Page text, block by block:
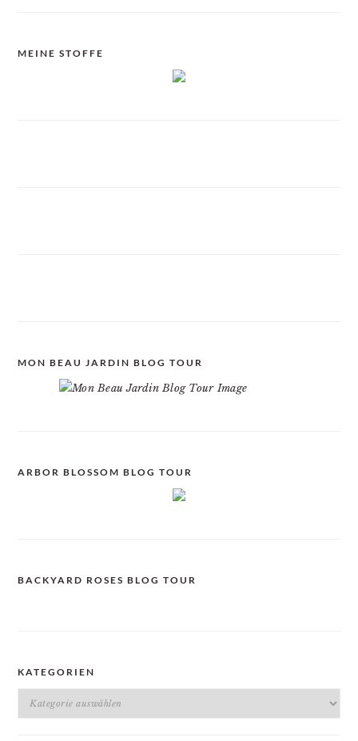
MEINE STOFFE
MON BEAU JARDIN BLOG TOUR
ARBOR BLOSSOM BLOG TOUR
BACKYARD ROSES BLOG TOUR
KATEGORIEN
Kategorien